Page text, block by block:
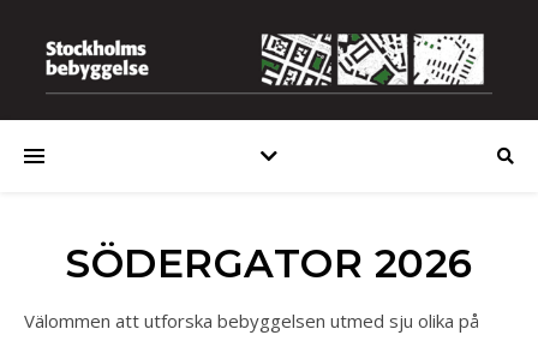
SÖDERGATOR 2026
Välommen att utforska bebyggelsen utmed sju olika på